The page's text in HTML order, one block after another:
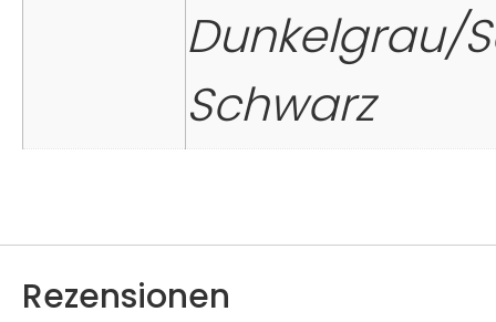
Dunkelgrau/
Schwarz
Rezensionen